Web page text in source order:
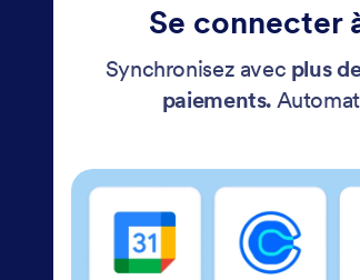
Se connecter
Synchronisez avec plus
paiements.